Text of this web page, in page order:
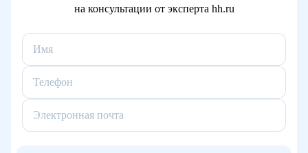
на консультации от эксперта hh.ru
Имя
Телефон
Электронная почта